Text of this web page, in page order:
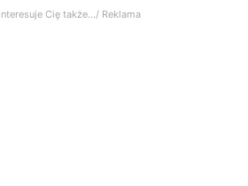
Cię także.../ Reklama